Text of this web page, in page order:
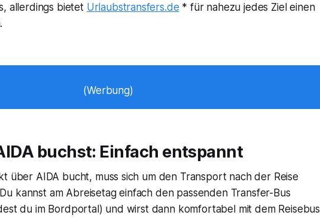
allerdings bietet Urlaubstransfers.de * für nahezu jedes Ziel einen
(Werbung)
buchst: Einfach entspannt
über AIDA bucht, muss sich um den Transport nach der Reise
kannst am Abreisetag einfach den passenden Transfer-Bus
du im Bordportal) und wirst dann komfortabel mit dem Reisebus